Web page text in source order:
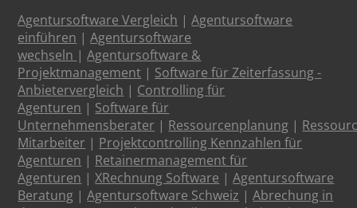
Agentursoftware Vergleich |Agentursoftware
einführen |Agentursoftware
wechseln |Agentursoftware &
Projektmanagement | Software für Zeiterfassung -
Anbietervergleich | Controlling für
Agenturen | Software für
Unternehmensberater | Ressourcenplanung |
Mitarbeiter | Projektcontrolling Kennzahlen für
Agenturen | Retainermanagement für
Agenturen |XRechnung Software |Agentursoftware
Beratung |Agentursoftware Schweiz |Abrechung in